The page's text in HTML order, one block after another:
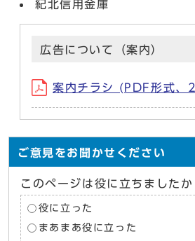
紀北信用金庫
広告について（案内）
案内チラシ (PDF形式
ご意見をお聞かせください
このページは役に立ちましたか
役に立った
まあまあ役に立った